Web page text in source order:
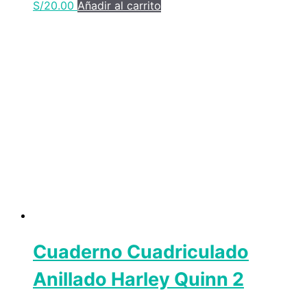
S/20.00 Añadir al carrito
Cuaderno Cuadriculado
Anillado Harley Quinn 2